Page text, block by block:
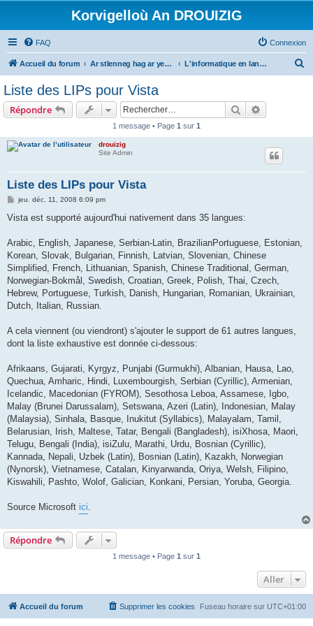
Korvigelloù An DROUIZIG
FAQ Connexion
Accueil du forum Ar stlenneg hag ar yezhoù bihan er bed a-bezh L'informatique en langues régionales et minoritaires
Liste des LIPs pour Vista
Répondre Rechercher
1 message • Page 1 sur 1
drouizig
Site Admin
Liste des LIPs pour Vista
M
s
g
jeu. déc. 11, 2008 6:09 pm
Vista est supporté aujourd'hui nativement dans 35 langues:
Arabic, English, Japanese, Serbian-Latin, BrazilianPortuguese, Estonian,
Korean, Slovak, Bulgarian, Finnish, Latvian, Slovenian, Chinese
Simplified, French, Lithuanian, Spanish, Chinese Traditional, German,
Norwegian-Bokmål, Swedish, Croatian, Greek, Polish, Thai, Czech,
Hebrew, Portuguese, Turkish, Danish, Hungarian, Romanian, Ukrainian,
Dutch, Italian, Russian.
A cela viennent (ou viendront) s'ajouter le support de 61 autres langues,
dont la liste exhaustive est donnée ci-dessous:
Afrikaans, Gujarati, Kyrgyz, Punjabi (Gurmukhi), Albanian, Hausa, Lao,
Quechua, Amharic, Hindi, Luxembourgish, Serbian (Cyrillic), Armenian,
Icelandic, Macedonian (FYROM), Sesothosa Leboa, Assamese, Igbo,
Malay (Brunei Darussalam), Setswana, Azeri (Latin), Indonesian, Malay
(Malaysia), Sinhala, Basque, Inukitut (Syllabics), Malayalam, Tamil,
Belarusian, Irish, Maltese, Tatar, Bengali (Bangladesh), isiXhosa, Maori,
Telugu, Bengali (India), isiZulu, Marathi, Urdu, Bosnian (Cyrillic),
Kannada, Nepali, Uzbek (Latin), Bosnian (Latin), Kazakh, Norwegian
(Nynorsk), Vietnamese, Catalan, Kinyarwanda, Oriya, Welsh, Filipino,
Kiswahili, Pashto, Wolof, Galician, Konkani, Persian, Yoruba, Georgia.
Source Microsoft ici.
Répondre
1 message • Page 1 sur 1
Aller
Accueil du forum Fuseau horaire sur UTC+01:00
Supprimer les cookies